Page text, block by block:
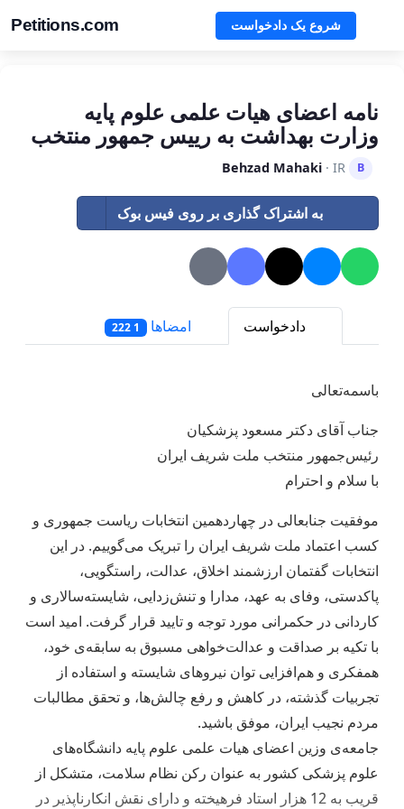
Petitions.com شروع یک دادخواست
نامه اعضای هیات علمی علوم پایه
وزارت بهداشت به رییس جمهور منتخب
B
Behzad Mahaki · IR
به اشتراک گذاری بر روی فیس بوک
دادخواست امضاها 1 222
باسمه‌تعالی
جناب آقای دکتر مسعود پزشکیان
رئیس‌جمهور منتخب ملت شریف ایران
با سلام و احترام
موفقیت جنابعالی در چهاردهمین انتخابات ریاست جمهوری و
کسب اعتماد ملت شریف ایران را تبریک می‌گوییم. در این
انتخابات گفتمان ارزشمند اخلاق، عدالت، راستگویی،
پاکدستی، وفای به عهد، مدارا و تنش‌زدایی، شایسته‌سالاری و
کاردانی در حکمرانی مورد توجه و تایید قرار گرفت. امید است
با تکیه بر صداقت و عدالت‌خواهی مسبوق به سابقه‌ی خود،
همفکری و هم‌افزایی توان نیروهای شایسته و استفاده از
تجربیات گذشته، در کاهش و رفع چالش‌ها، و تحقق مطالبات
مردم نجیب ایران، موفق باشید.
جامعه‌ی وزین اعضای هیات علمی علوم پایه دانشگاه‌های
علوم پزشکی کشور به عنوان رکن نظام سلامت، متشکل از
قریب به 12 هزار استاد فرهیخته و دارای نقش انکارناپذیر در